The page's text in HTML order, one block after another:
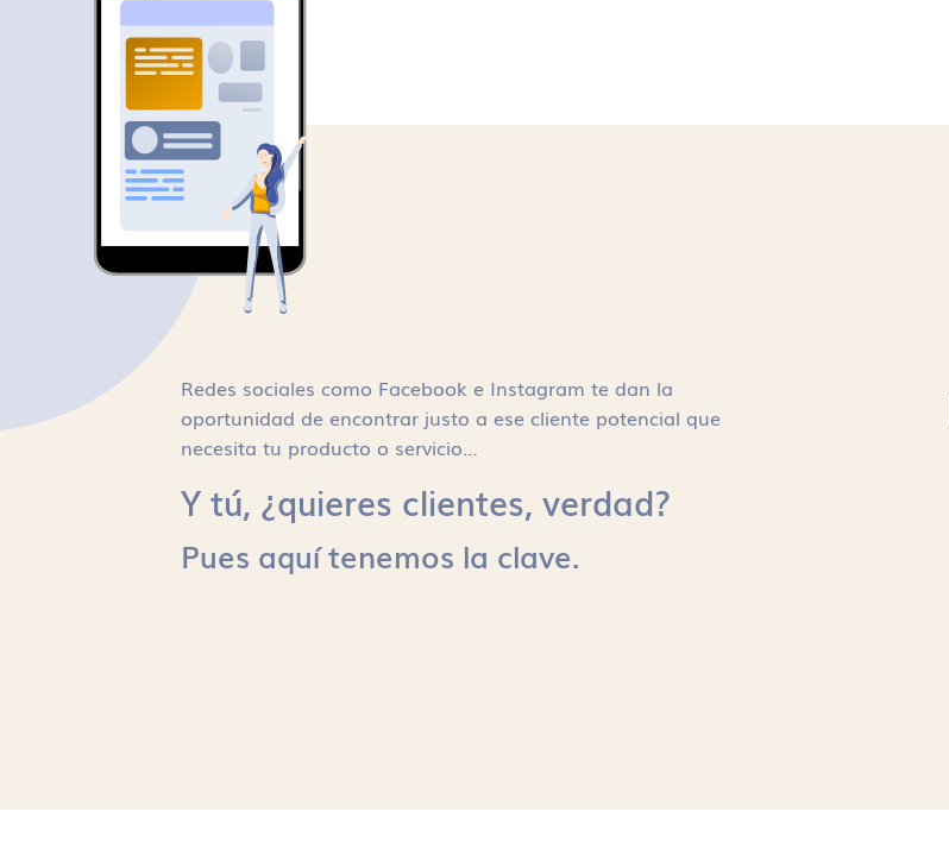
Redes sociales como Facebook e Instagram te dan la
oportunidad de encontrar justo a ese cliente potencial que
necesita tu producto o servicio…
Y tú, ¿quieres clientes, verdad?
Pues aquí tenemos la clave.